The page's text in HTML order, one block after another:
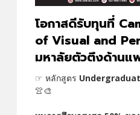
โอกาสดีรับทุนที่
of Visual and
มหาลัยตัวตึงด้านแ
☞ หลักสูตร
👚🎨